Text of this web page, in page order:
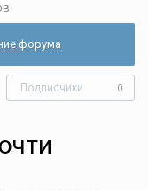
форума
Подписчики 0